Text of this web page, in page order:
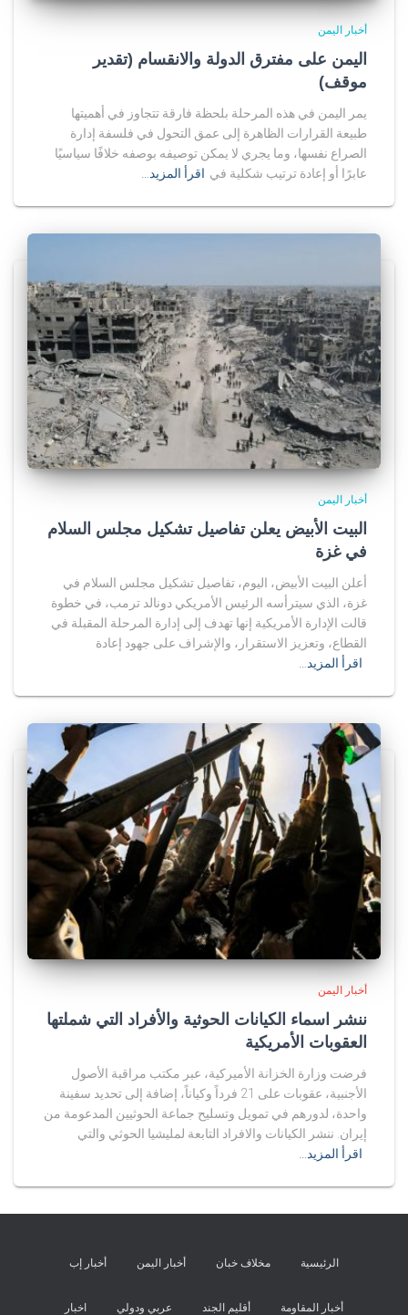
أخبار اليمن
اليمن على مفترق الدولة والانقسام (تقدير
موقف)
يمر اليمن في هذه المرحلة بلحظة فارقة تتجاوز في أهميتها
طبيعة القرارات الظاهرة إلى عمق التحول في فلسفة إدارة
الصراع نفسها، وما يجري لا يمكن توصيفه بوصفه خلافًا سياسيًا
عابرًا أو إعادة ترتيب شكلية في اقرأ المزيد…
أخبار اليمن
البيت الأبيض يعلن تفاصيل تشكيل مجلس السلام
في غزة
أعلن البيت الأبيض، اليوم، تفاصيل تشكيل مجلس السلام في
غزة، الذي سيترأسه الرئيس الأمريكي دونالد ترمب، في خطوة
قالت الإدارة الأمريكية إنها تهدف إلى إدارة المرحلة المقبلة في
القطاع، وتعزيز الاستقرار، والإشراف على جهود إعادة
اقرأ المزيد…
أخبار اليمن
ننشر اسماء الكيانات الحوثية والأفراد التي شملتها
العقوبات الأمريكية
فرضت وزارة الخزانة الأميركية، عبر مكتب مراقبة الأصول
الأجنبية، عقوبات على 21 فرداً وكياناً، إضافة إلى تحديد سفينة
واحدة، لدورهم في تمويل وتسليح جماعة الحوثيين المدعومة من
إيران. ننشر الكيانات والافراد التابعة لمليشيا الحوثي والتي
اقرأ المزيد…
الرئيسية مخلاف خبان أخبار اليمن أخبار إب
أخبار المقاومة أقليم الجند عربي ودولي اخبار